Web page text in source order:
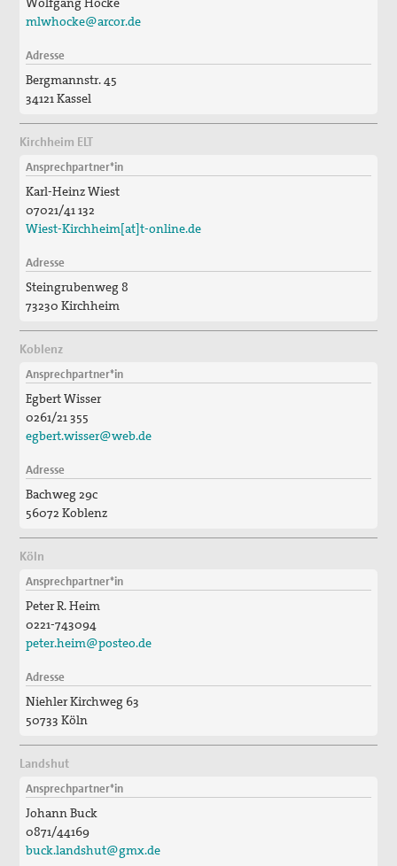
mlwhocke@arcor.de
Adresse
Bergmannstr. 45
34121 Kassel
Kirchheim ELT
Ansprechpartner*in
Karl-Heinz Wiest
07021/41 132
Wiest-Kirchheim[at]t-online.de
Adresse
Steingrubenweg 8
73230 Kirchheim
Koblenz
Ansprechpartner*in
Egbert Wisser
0261/21 355
egbert.wisser@web.de
Adresse
Bachweg 29c
56072 Koblenz
Köln
Ansprechpartner*in
Peter R. Heim
0221-743094
peter.heim@posteo.de
Adresse
Niehler Kirchweg 63
50733 Köln
Landshut
Ansprechpartner*in
Johann Buck
0871/44169
buck.landshut@gmx.de